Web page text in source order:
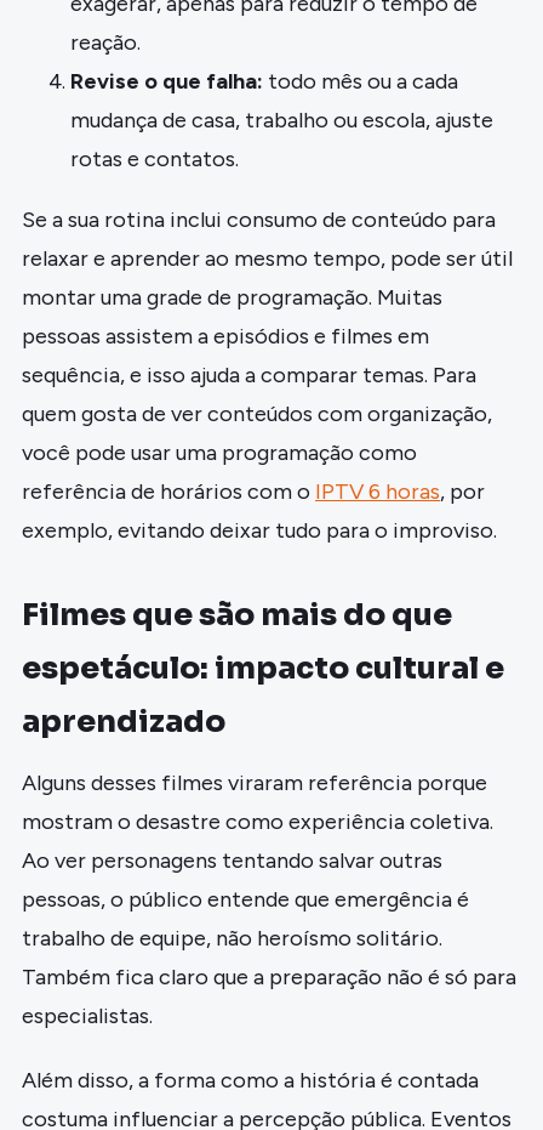
reação.
Revise o que falha: todo mês ou a cada
mudança de casa, trabalho ou escola, ajuste
rotas e contatos.
Se a sua rotina inclui consumo de conteúdo para
relaxar e aprender ao mesmo tempo, pode ser útil
montar uma grade de programação. Muitas
pessoas assistem a episódios e filmes em
sequência, e isso ajuda a comparar temas. Para
quem gosta de ver conteúdos com organização,
você pode usar uma programação como
referência de horários com o IPTV 6 horas, por
exemplo, evitando deixar tudo para o improviso.
Filmes que são mais do que
espetáculo: impacto cultural e
aprendizado
Alguns desses filmes viraram referência porque
mostram o desastre como experiência coletiva.
Ao ver personagens tentando salvar outras
pessoas, o público entende que emergência é
trabalho de equipe, não heroísmo solitário.
Também fica claro que a preparação não é só para
especialistas.
Além disso, a forma como a história é contada
costuma influenciar a percepção pública. Eventos